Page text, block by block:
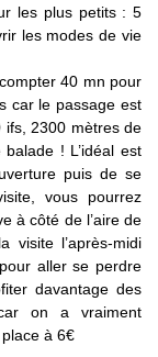
les plus petits : 5
les modes de vie
40 mn pour
car le passage est
ifs, 2300 mètres de
! L’idéal est
puis de se
vous pourrez
à côté de l’aire de
visite l’après-midi
aller se perdre
davantage des
on a vraiment
à 6€